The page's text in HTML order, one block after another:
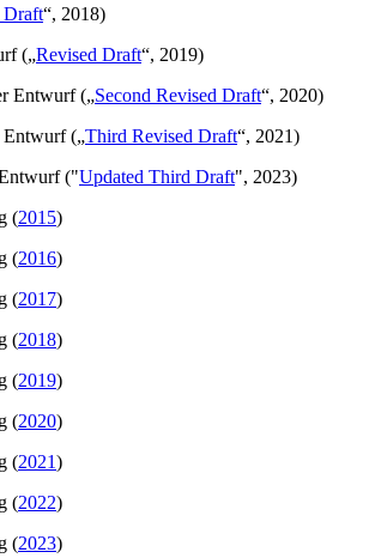
Draft“, 2018)
(„Revised Draft“, 2019)
Entwurf („Second Revised Draft“, 2020)
Entwurf („Third Revised Draft“, 2021)
("Updated Third Draft", 2023)
(2015)
(2016)
(2017)
(2018)
(2019)
(2020)
(2021)
(2022)
(2023)